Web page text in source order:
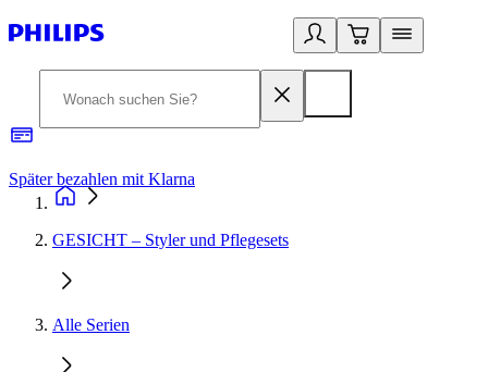
Später bezahlen mit Klarna
GESICHT – Styler und Pflegesets
Alle Serien